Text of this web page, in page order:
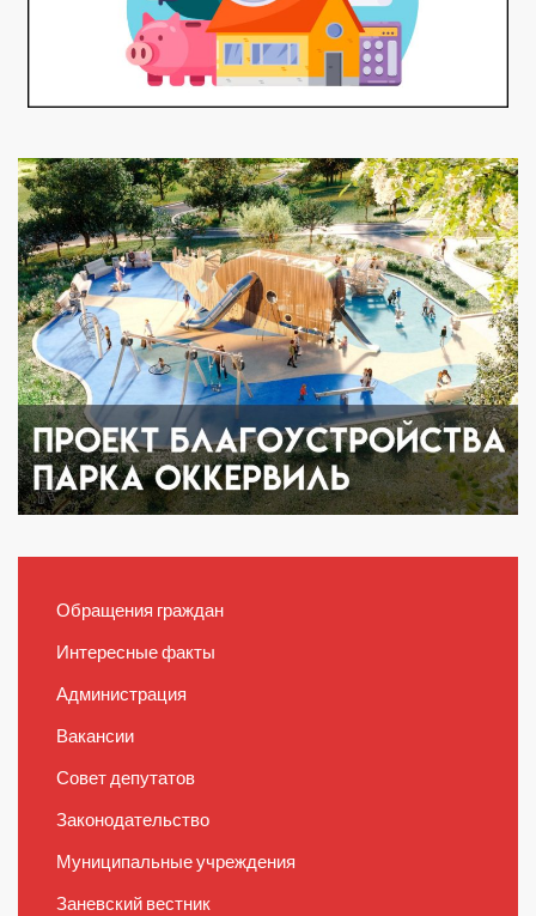
Обращения граждан
Интересные факты
Администрация
Вакансии
Совет депутатов
Законодательство
Муниципальные учреждения
Заневский вестник